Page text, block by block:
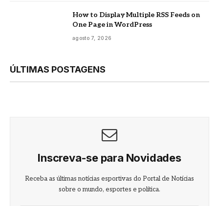
How to Display Multiple RSS Feeds on
One Page in WordPress
agosto 7, 2026
ÚLTIMAS POSTAGENS
Inscreva-se para Novidades
Receba as últimas notícias esportivas do Portal de Notícias
sobre o mundo, esportes e política.